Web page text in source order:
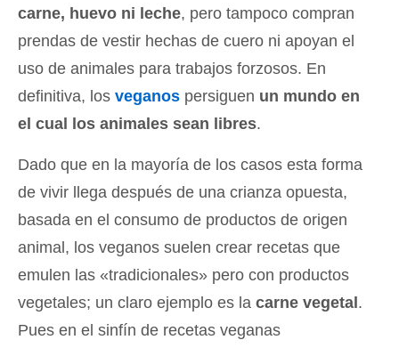
carne, huevo ni leche, pero tampoco compran
prendas de vestir hechas de cuero ni apoyan el
uso de animales para trabajos forzosos. En
definitiva, los veganos persiguen un mundo en
el cual los animales sean libres.
Dado que en la mayoría de los casos esta forma
de vivir llega después de una crianza opuesta,
basada en el consumo de productos de origen
animal, los veganos suelen crear recetas que
emulen las «tradicionales» pero con productos
vegetales; un claro ejemplo es la carne vegetal .
Pues en el sinfín de recetas veganas